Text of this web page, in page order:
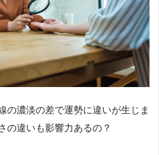
の濃淡の差で運勢に違いが生じま
の違いも影響力あるの？